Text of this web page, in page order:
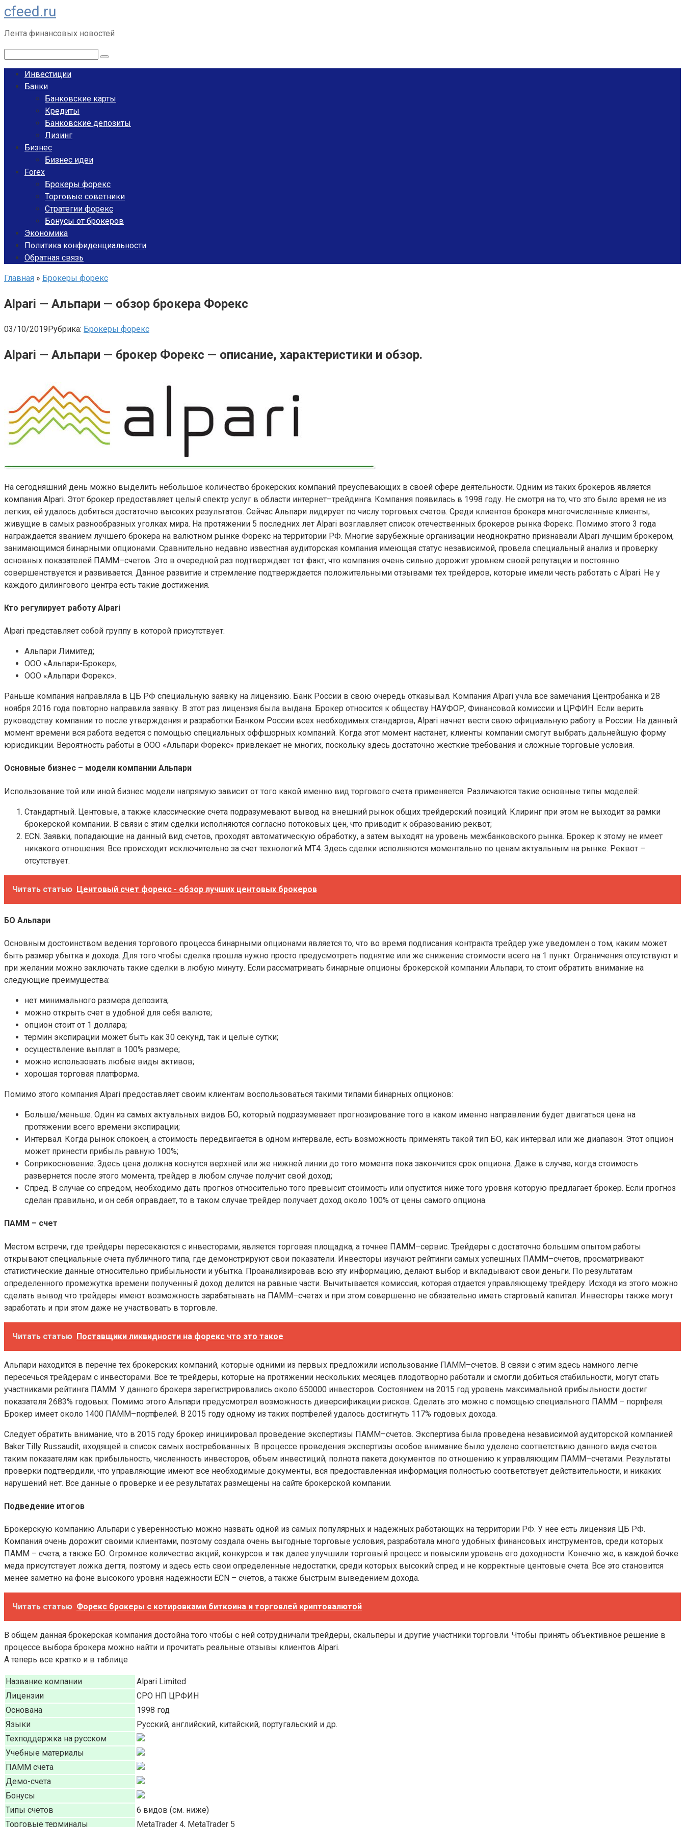
Перейти
к
контенту
cfeed.ru
Лента финансовых новостей
Инвестиции
Банки
Банковские карты
Кредиты
Банковские депозиты
Лизинг
Бизнес
Бизнес идеи
Forex
Брокеры форекс
Торговые советники
Стратегии форекс
Бонусы от брокеров
Экономика
Политика конфиденциальности
Обратная связь
Главная » Брокеры форекс
Alpari — Альпари — обзор брокера Форекс
03/10/2019Рубрика: Брокеры форекс
Alpari — Альпари — брокер Форекс — описание, характеристики и обзор.
На сегодняшний день можно выделить небольшое количество брокерских компаний преуспевающих в своей сфере деятельности. Одним из таких брокеров является
компания Alpari. Этот брокер предоставляет целый спектр услуг в области интернет–трейдинга. Компания появилась в 1998 году. Не смотря на то, что это было время не из
легких, ей удалось добиться достаточно высоких результатов. Сейчас Альпари лидирует по числу торговых счетов. Среди клиентов брокера многочисленные клиенты,
живущие в самых разнообразных уголках мира. На протяжении 5 последних лет Alpari возглавляет список отечественных брокеров рынка Форекс. Помимо этого 3 года
награждается званием лучшего брокера на валютном рынке Форекс на территории РФ. Многие зарубежные организации неоднократно признавали Alpari лучшим брокером,
занимающимся бинарными опционами. Сравнительно недавно известная аудиторская компания имеющая статус независимой, провела специальный анализ и проверку
основных показателей ПАММ–счетов. Это в очередной раз подтверждает тот факт, что компания очень сильно дорожит уровнем своей репутации и постоянно
совершенствуется и развивается. Данное развитие и стремление подтверждается положительными отзывами тех трейдеров, которые имели честь работать с Alpari. Не у
каждого дилингового центра есть такие достижения.
Кто регулирует работу Alpari
Alpari представляет собой группу в которой присутствует:
Альпари Лимитед;
ООО «Альпари-Брокер»;
ООО «Альпари Форекс».
Раньше компания направляла в ЦБ РФ специальную заявку на лицензию. Банк России в свою очередь отказывал. Компания Alpari учла все замечания Центробанка и 28
ноября 2016 года повторно направила заявку. В этот раз лицензия была выдана. Брокер относится к обществу НАУФОР, Финансовой комиссии и ЦРФИН. Если верить
руководству компании то после утверждения и разработки Банком России всех необходимых стандартов, Alpari начнет вести свою официальную работу в России. На данный
момент времени вся работа ведется с помощью специальных оффшорных компаний. Когда этот момент настанет, клиенты компании смогут выбрать дальнейшую форму
юрисдикции. Вероятность работы в ООО «Альпари Форекс» привлекает не многих, поскольку здесь достаточно жесткие требования и сложные торговые условия.
Основные бизнес – модели компании Альпари
Использование той или иной бизнес модели напрямую зависит от того какой именно вид торгового счета применяется. Различаются такие основные типы моделей:
Стандартный. Центовые, а также классические счета подразумевают вывод на внешний рынок общих трейдерский позиций. Клиринг при этом не выходит за рамки
брокерской компании. В связи с этим сделки исполняются согласно потоковых цен, что приводит к образованию реквот;
ECN. Заявки, попадающие на данный вид счетов, проходят автоматическую обработку, а затем выходят на уровень межбанковского рынка. Брокер к этому не имеет
никакого отношения. Все происходит исключительно за счет технологий МТ4. Здесь сделки исполняются моментально по ценам актуальным на рынке. Реквот –
отсутствует.
Читать статью Центовый счет форекс - обзор лучших центовых брокеров
БО Альпари
Основным достоинством ведения торгового процесса бинарными опционами является то, что во время подписания контракта трейдер уже уведомлен о том, каким может
быть размер убытка и дохода. Для того чтобы сделка прошла нужно просто предусмотреть поднятие или же снижение стоимости всего на 1 пункт. Ограничения отсутствуют и
при желании можно заключать такие сделки в любую минуту. Если рассматривать бинарные опционы брокерской компании Альпари, то стоит обратить внимание на
следующие преимущества:
нет минимального размера депозита;
можно открыть счет в удобной для себя валюте;
опцион стоит от 1 доллара;
термин экспирации может быть как 30 секунд, так и целые сутки;
осуществление выплат в 100% размере;
можно использовать любые виды активов;
хорошая торговая платформа.
Помимо этого компания Alpari предоставляет своим клиентам воспользоваться такими типами бинарных опционов:
Больше/меньше. Один из самых актуальных видов БО, который подразумевает прогнозирование того в каком именно направлении будет двигаться цена на
протяжении всего времени экспирации;
Интервал. Когда рынок спокоен, а стоимость передвигается в одном интервале, есть возможность применять такой тип БО, как интервал или же диапазон. Этот опцион
может принести прибыль равную 100%;
Соприкосновение. Здесь цена должна коснутся верхней или же нижней линии до того момента пока закончится срок опциона. Даже в случае, когда стоимость
развернется после этого момента, трейдер в любом случае получит свой доход;
Спред. В случае со спредом, необходимо дать прогноз относительно того превысит стоимость или опустится ниже того уровня которую предлагает брокер. Если прогноз
сделан правильно, и он себя оправдает, то в таком случае трейдер получает доход около 100% от цены самого опциона.
ПАММ – счет
Местом встречи, где трейдеры пересекаются с инвесторами, является торговая площадка, а точнее ПАММ–сервис. Трейдеры с достаточно большим опытом работы
открывают специальные счета публичного типа, где демонстрируют свои показатели. Инвесторы изучают рейтинги самых успешных ПАММ–счетов, просматривают
статистические данные относительно прибыльности и убытка. Проанализировав всю эту информацию, делают выбор и вкладывают свои деньги. По результатам
определенного промежутка времени полученный доход делится на равные части. Вычитывается комиссия, которая отдается управляющему трейдеру. Исходя из этого можно
сделать вывод что трейдеры имеют возможность зарабатывать на ПАММ–счетах и при этом совершенно не обязательно иметь стартовый капитал. Инвесторы также могут
заработать и при этом даже не участвовать в торговле.
Читать статью Поставщики ликвидности на форекс что это такое
Альпари находится в перечне тех брокерских компаний, которые одними из первых предложили использование ПАММ–счетов. В связи с этим здесь намного легче
пересечься трейдерам с инвесторами. Все те трейдеры, которые на протяжении нескольких месяцев плодотворно работали и смогли добиться стабильности, могут стать
участниками рейтинга ПАММ. У данного брокера зарегистрировались около 650000 инвесторов. Состоянием на 2015 год уровень максимальной прибыльности достиг
показателя 2683% годовых. Помимо этого Альпари предусмотрел возможность диверсификации рисков. Сделать это можно с помощью специального ПАММ – портфеля.
Брокер имеет около 1400 ПАММ–портфелей. В 2015 году одному из таких портфелей удалось достигнуть 117% годовых дохода.
Следует обратить внимание, что в 2015 году брокер инициировал проведение экспертизы ПАММ–счетов. Экспертиза была проведена независимой аудиторской компанией
Baker Tilly Russaudit, входящей в список самых востребованных. В процессе проведения экспертизы особое внимание было уделено соответствию данного вида счетов
таким показателям как прибыльность, численность инвесторов, объем инвестиций, полнота пакета документов по отношению к управляющим ПАММ–счетами. Результаты
проверки подтвердили, что управляющие имеют все необходимые документы, вся предоставленная информация полностью соответствует действительности, и никаких
нарушений нет. Все данные о проверке и ее результатах размещены на сайте брокерской компании.
Подведение итогов
Брокерскую компанию Альпари с уверенностью можно назвать одной из самых популярных и надежных работающих на территории РФ. У нее есть лицензия ЦБ РФ.
Компания очень дорожит своими клиентами, поэтому создала очень выгодные торговые условия, разработала много удобных финансовых инструментов, среди которых
ПАММ – счета, а также БО. Огромное количество акций, конкурсов и так далее улучшили торговый процесс и повысили уровень его доходности. Конечно же, в каждой бочке
меда присутствует ложка дегтя, поэтому и здесь есть свои определенные недостатки, среди которых высокий спред и не корректные центовые счета. Все это становится
менее заметно на фоне высокого уровня надежности ECN – счетов, а также быстрым выведением дохода.
Читать статью Форекс брокеры с котировками биткоина и торговлей криптовалютой
В общем данная брокерская компания достойна того чтобы с ней сотрудничали трейдеры, скальперы и другие участники торговли. Чтобы принять объективное решение в
процессе выбора брокера можно найти и прочитать реальные отзывы клиентов Alpari.
А теперь все кратко и в таблице
Название компании
Alpari Limited
Лицензии
СРО НП ЦРФИН
Основана
1998 год
Языки
Русский, английский, китайский, португальский и др.
Техподдержка на русском
Учебные материалы
ПАММ счета
Демо-счета
Бонусы
Типы счетов
6 видов (см. ниже)
Торговые терминалы
MetaTrader 4, MetaTrader 5